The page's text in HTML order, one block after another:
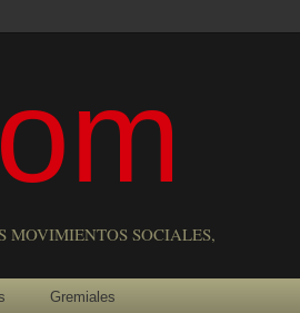
SOCIALES,
Gremiales